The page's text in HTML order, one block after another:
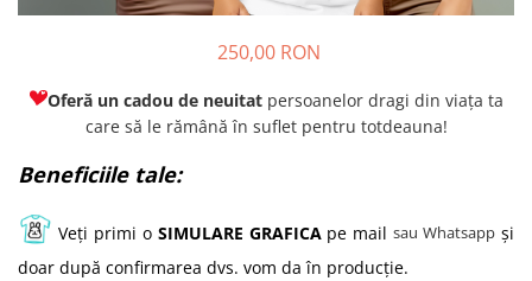
250,00 RON
Oferă un cadou de neuitatpersoanelor dragi din viața ta
care să le rămână în suflet pentru totdeauna!
Beneficiile tale:
Veți primi o SIMULARE GRAFICApe mailsau Whatsapp și
doar după confirmarea dvs. vom da în producție.